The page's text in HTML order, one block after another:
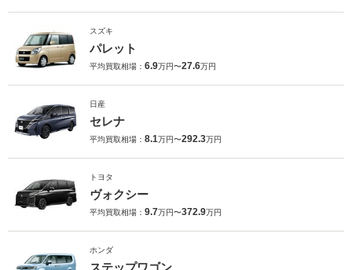
スズキ
パレット
平均買取相場： 6.9万円〜27.6万円
日産
セレナ
平均買取相場： 8.1万円〜292.3万円
トヨタ
ヴォクシー
平均買取相場： 9.7万円〜372.9万円
ホンダ